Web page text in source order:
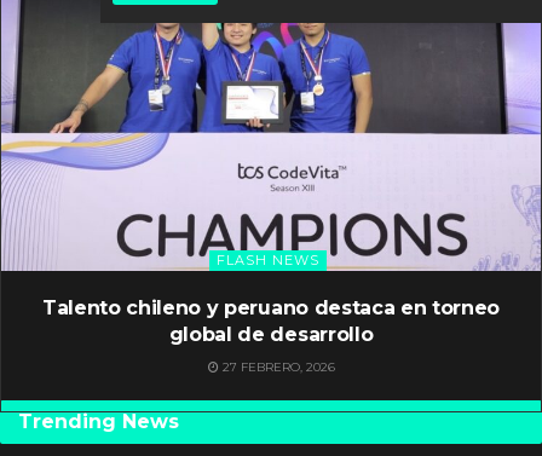
FLASH NEWS
Talento chileno y peruano destaca en torneo
global de desarrollo
27 FEBRERO, 2026
Trending News